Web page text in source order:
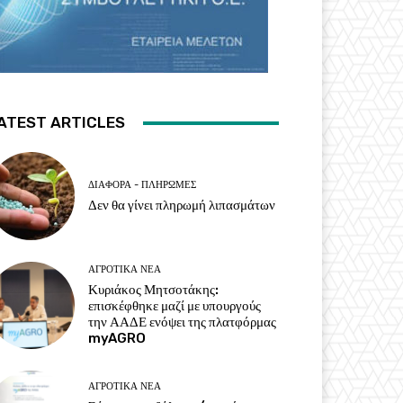
ARTICLES
ΔΙΆΦΟΡΑ - ΠΛΗΡΩΜΈΣ
Δεν θα γίνει πληρωμή λιπασμάτων
ΑΓΡΟΤΙΚΆ ΝΈΑ
Κυριάκος Μητσοτάκης:
επισκέφθηκε μαζί με υπουργούς
την ΑΑΔΕ ενόψει της πλατφόρμας
myAGRO
ΑΓΡΟΤΙΚΆ ΝΈΑ